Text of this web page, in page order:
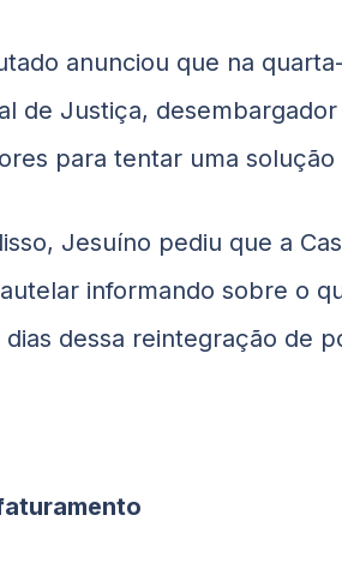
anunciou que na
de Justiça,
para tentar uma solução
Jesuíno pediu que a
informando sobre o
dessa reintegração de